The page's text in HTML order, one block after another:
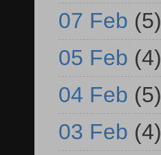
07 Feb (5)
05 Feb (4)
04 Feb (5)
03 Feb (4)